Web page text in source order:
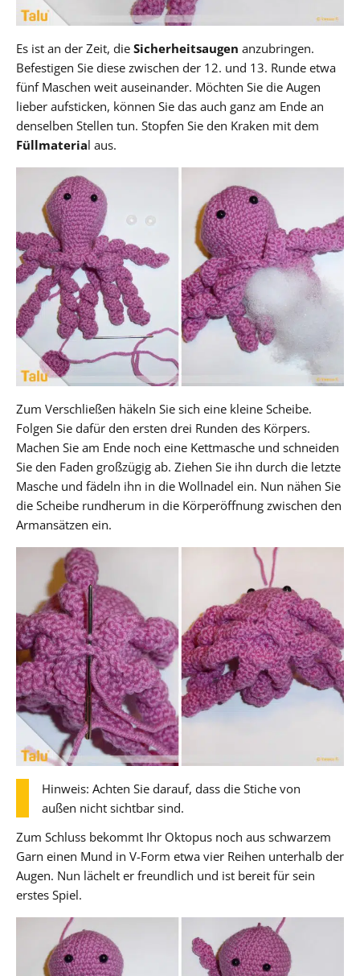
Es ist an der Zeit, die Sicherheitsaugen anzubringen.
Befestigen Sie diese zwischen der 12. und 13. Runde etwa
fünf Maschen weit auseinander. Möchten Sie die Augen
lieber aufsticken, können Sie das auch ganz am Ende an
denselben Stellen tun. Stopfen Sie den Kraken mit dem
Füllmaterial aus.
Zum Verschließen häkeln Sie sich eine kleine Scheibe.
Folgen Sie dafür den ersten drei Runden des Körpers.
Machen Sie am Ende noch eine Kettmasche und schneiden
Sie den Faden großzügig ab. Ziehen Sie ihn durch die letzte
Masche und fädeln ihn in die Wollnadel ein. Nun nähen Sie
die Scheibe rundherum in die Körperöffnung zwischen den
Armansätzen ein.
Hinweis: Achten Sie darauf, dass die Stiche von
außen nicht sichtbar sind.
Zum Schluss bekommt Ihr Oktopus noch aus schwarzem
Garn einen Mund in V-Form etwa vier Reihen unterhalb der
Augen. Nun lächelt er freundlich und ist bereit für sein
erstes Spiel.